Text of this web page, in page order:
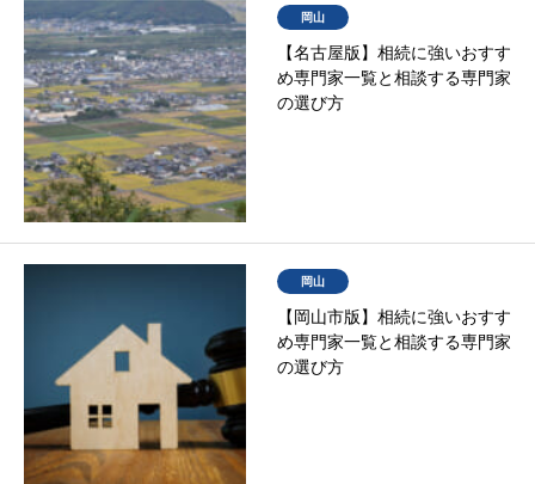
岡山
【名古屋版】相続に強いおすす
め専門家一覧と相談する専門家
の選び方
岡山
【岡山市版】相続に強いおすす
め専門家一覧と相談する専門家
の選び方